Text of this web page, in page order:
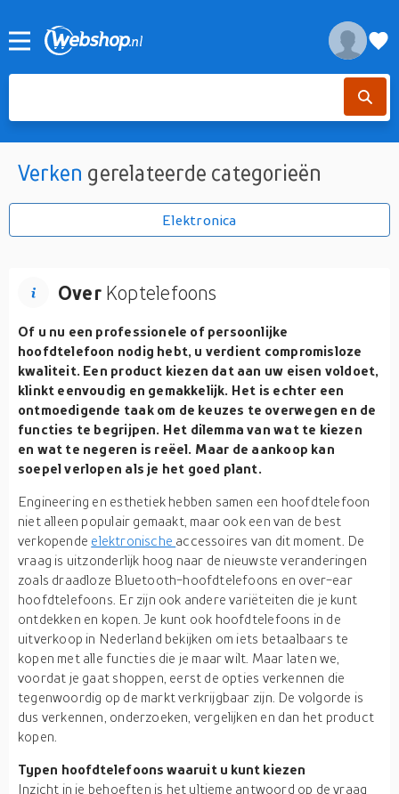
Verken gerelateerde categorieën
Elektronica
OverKoptelefoons
Of u nu een professionele of persoonlijke
hoofdtelefoon nodig hebt, u verdient compromisloze
kwaliteit. Een product kiezen dat aan uw eisen voldoet,
klinkt eenvoudig en gemakkelijk. Het is echter een
ontmoedigende taak om de keuzes te overwegen en de
functies te begrijpen. Het dilemma van wat te kiezen
en wat te negeren is reëel. Maar de aankoop kan
soepel verlopen als je het goed plant.
Engineering en esthetiek hebben samen een hoofdtelefoon
niet alleen populair gemaakt, maar ook een van de best
verkopende elektronische accessoires van dit moment. De
vraag is uitzonderlijk hoog naar de nieuwste veranderingen
zoals draadloze Bluetooth-hoofdtelefoons en over-ear
hoofdtelefoons. Er zijn ook andere variëteiten die je kunt
ontdekken en kopen. Je kunt ook hoofdtelefoons in de
uitverkoop in Nederland bekijken om iets betaalbaars te
kopen met alle functies die je maar wilt. Maar laten we,
voordat je gaat shoppen, eerst de opties verkennen die
tegenwoordig op de markt verkrijgbaar zijn. De volgorde is
dus verkennen, onderzoeken, vergelijken en dan het product
kopen.
Typen hoofdtelefoons waaruit u kunt kiezen
Inzicht in je behoeften is het ultieme antwoord op de vraag